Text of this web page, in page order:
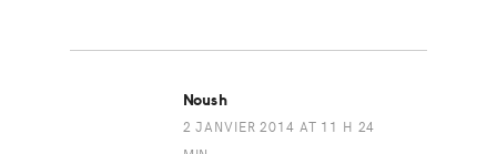
Noush
2 JANVIER 2014 AT 11 H 24